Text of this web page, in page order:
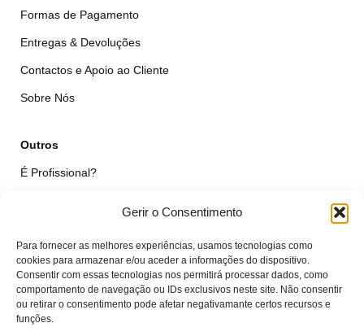
Gerir o Consentimento
Para fornecer as melhores experiências, usamos tecnologias como
cookies para armazenar e/ou aceder a informações do dispositivo.
Consentir com essas tecnologias nos permitirá processar dados, como
comportamento de navegação ou IDs exclusivos neste site. Não consentir
ou retirar o consentimento pode afetar negativamante certos recursos e
funções.
Formas de Pagamento
Entregas & Devoluções
Contactos e Apoio ao Cliente
Sobre Nós
Outros
É Profissional?
Qualidade das Peças
Minha Conta